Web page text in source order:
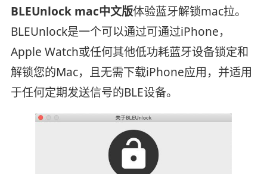
BLEUnlock mac中文版体验蓝牙解锁mac拉。
BLEUnlock是一个可以通过可通过iPhone，
Apple Watch或任何其他低功耗蓝牙设备锁定和
解锁您的Mac，且无需下载iPhone应用，并适用
于任何定期发送信号的BLE设备。